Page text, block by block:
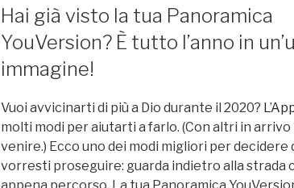
Hai già visto la tua Panoramica
YouVersion? È tutto l’anno in
immagine!
Vuoi avvicinarti di più a Dio durante il 2020?
molti modi per aiutarti a farlo. (Con altri in arrivo
venire.) Ecco uno dei modi migliori per decidere
vorresti proseguire: guarda indietro alla strada